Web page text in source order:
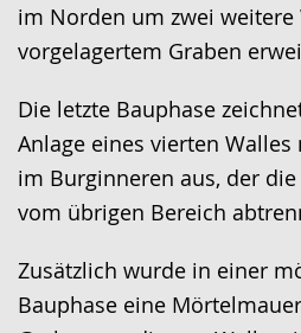
im Norden um zwei
vorgelagertem Graben
Die letzte Bauphase
Anlage eines vierten
im Burginneren aus, der
vom übrigen Bereich
Zusätzlich wurde in einer
Bauphase eine